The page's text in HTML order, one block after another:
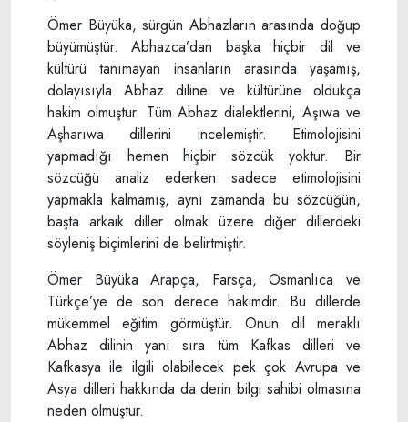
Ömer Büyüka, sürgün Abhazların arasında doğup
büyümüştür. Abhazca’dan başka hiçbir dil ve
kültürü tanımayan insanların arasında yaşamış,
dolayısıyla Abhaz diline ve kültürüne oldukça
hakim olmuştur. Tüm Abhaz dialektlerini, Aşıwa ve
Aşharıwa dillerini incelemiştir. Etimolojisini
yapmadığı hemen hiçbir sözcük yoktur. Bir
sözcüğü analiz ederken sadece etimolojisini
yapmakla kalmamış, aynı zamanda bu sözcüğün,
başta arkaik diller olmak üzere diğer dillerdeki
söyleniş biçimlerini de belirtmiştir.
Ömer Büyüka Arapça, Farsça, Osmanlıca ve
Türkçe’ye de son derece hakimdir. Bu dillerde
mükemmel eğitim görmüştür. Onun dil meraklı
Abhaz dilinin yanı sıra tüm Kafkas dilleri ve
Kafkasya ile ilgili olabilecek pek çok Avrupa ve
Asya dilleri hakkında da derin bilgi sahibi olmasına
neden olmuştur.